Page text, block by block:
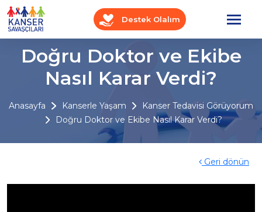
Destek Olalım
Doğru Doktor ve Ekibe
Nasıl Karar Verdi?
Anasayfa Kanserle Yaşam
Kanser Tedavisi Görüyorum
Doğru Doktor ve Ekibe Nasıl Karar Verdi?
Geri dönün